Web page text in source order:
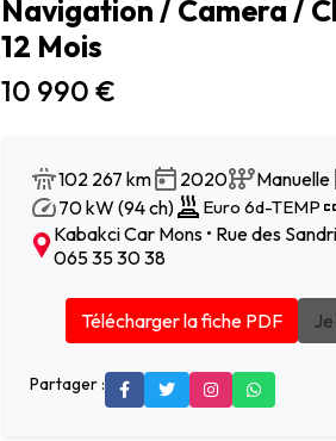
Navigation / Camera /
12 Mois
10 990 €
102 267 km 2020 Manuelle
70 kW (94 ch)
Euro 6d-TEMP
Kabakci Car Mons • Rue des
065 35 30 38
Télécharger la fiche PDF
Partager :